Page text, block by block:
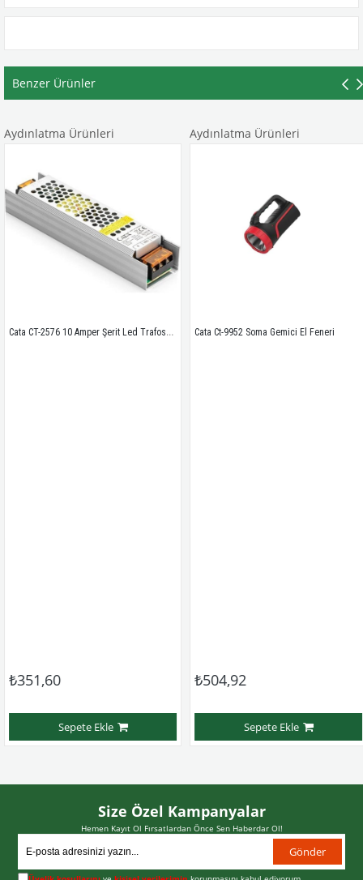
Benzer Ürünler
Ürünleri
Cata CT-2576 10 Amper Şerit Led Trafosu 120W Slim Model 3 Çip
Sepete Ekle
Aydınlatma Ürünleri
Cata Ct-9952 Soma Gemici El Feneri
₺504,92
Sepete Ekle
Size Özel Kampanyalar
Hemen Kayıt Ol Fırsatlardan Önce Sen Haberdar Ol!
Gönder